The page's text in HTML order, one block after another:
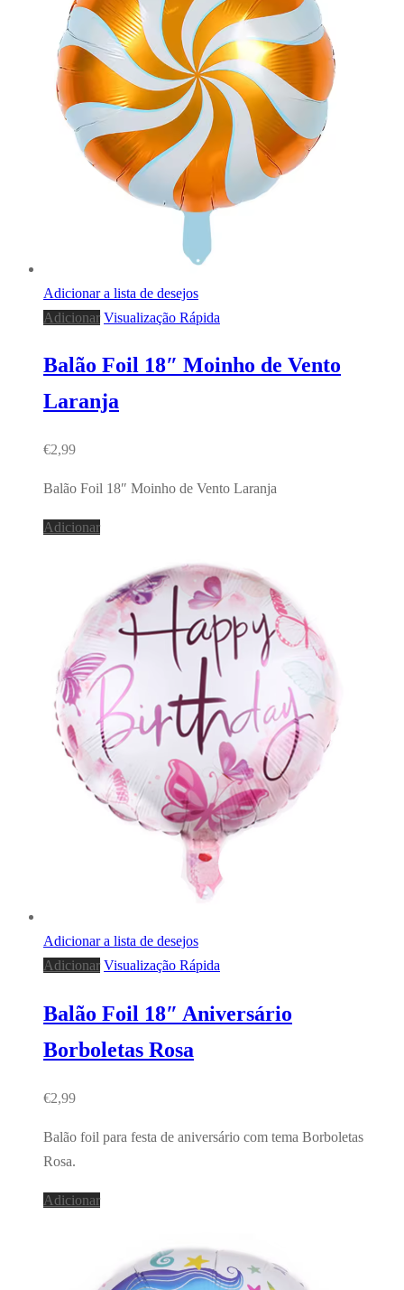
Adicionar a lista de desejos
Adicionar Visualização Rápida
Balão Foil 18″ Moinho de Vento
Laranja
€2,99
Balão Foil 18″ Moinho de Vento Laranja
Adicionar
Adicionar a lista de desejos
Adicionar Visualização Rápida
Balão Foil 18″ Aniversário
Borboletas Rosa
€2,99
Balão foil para festa de aniversário com tema Borboletas
Rosa.
Adicionar